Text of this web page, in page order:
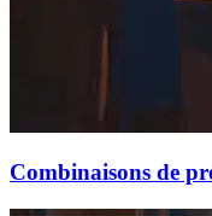
Combinaisons de